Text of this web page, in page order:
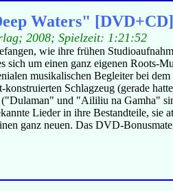
Waters" [DVD+CD]
2008; Spielzeit: 1:21:52
wie ihre frühen
um einen ganz eigenen Roots-
musikalischen Begleiter bei
Schlagzeug (gerade
und "Aililiu na Gamha"
Lieder in ihre Bestandteile, sie
ganz neuen. Das DVD-